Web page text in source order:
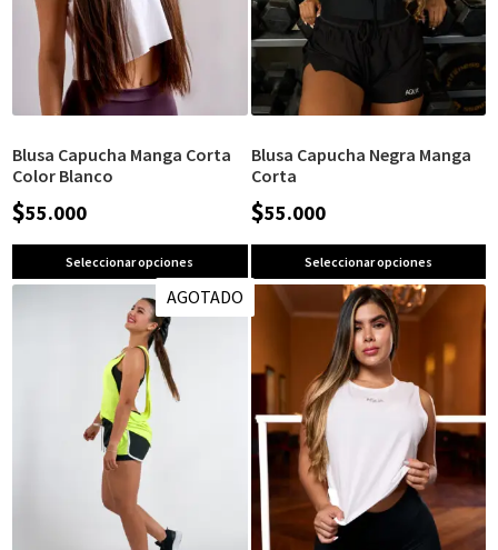
Blusa Capucha Manga Corta
Color Blanco
$55.000
Seleccionar opciones
Blusa Capucha Negra Manga
Corta
$55.000
Seleccionar opciones
AGOTADO